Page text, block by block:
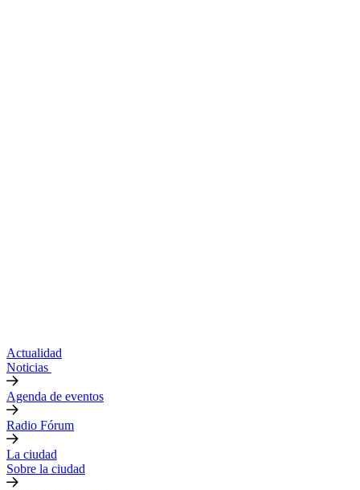
Actualidad
Noticias
Agenda de eventos
Radio Fórum
La ciudad
Sobre la ciudad